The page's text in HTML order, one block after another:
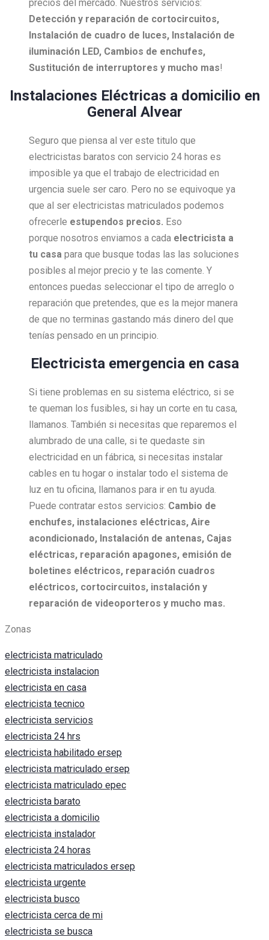
precios del mercado. Nuestros servicios:
Detección y reparación de cortocircuitos,
Instalación de cuadro de luces, Instalación de
iluminación LED, Cambios de enchufes,
Sustitución de interruptores y mucho mas!
Instalaciones Eléctricas a domicilio en
General Alvear
Seguro que piensa al ver este titulo que
electricistas baratos con servicio 24 horas es
imposible ya que el trabajo de electricidad en
urgencia suele ser caro. Pero no se equivoque ya
que al ser electricistas matriculados podemos
ofrecerle estupendos precios. Eso
porque nosotros enviamos a cada electricista a
tu casa para que busque todas las las soluciones
posibles al mejor precio y te las comente. Y
entonces puedas seleccionar el tipo de arreglo o
reparación que pretendes, que es la mejor manera
de que no terminas gastando más dinero del que
tenías pensado en un principio.
Electricista emergencia en casa
Si tiene problemas en su sistema eléctrico, si se
te queman los fusibles, si hay un corte en tu casa,
llamanos. También si necesitas que reparemos el
alumbrado de una calle, si te quedaste sin
electricidad en un fábrica, si necesitas instalar
cables en tu hogar o instalar todo el sistema de
luz en tu oficina, llamanos para ir en tu ayuda.
Puede contratar estos servicios: Cambio de
enchufes, instalaciones eléctricas, Aire
acondicionado, Instalación de antenas, Cajas
eléctricas, reparación apagones, emisión de
boletines eléctricos, reparación cuadros
eléctricos, cortocircuitos, instalación y
reparación de videoporteros y mucho mas.
Zonas
electricista matriculado
electricista instalacion
electricista en casa
electricista tecnico
electricista servicios
electricista 24 hrs
electricista habilitado ersep
electricista matriculado ersep
electricista matriculado epec
electricista barato
electricista a domicilio
electricista instalador
electricista 24 horas
electricista matriculados ersep
electricista urgente
electricista busco
electricista cerca de mi
electricista se busca